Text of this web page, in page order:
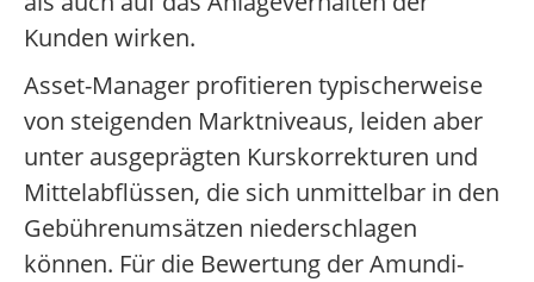
Kunden wirken.
Asset-Manager profitieren typischerweise
von steigenden Marktniveaus, leiden aber
unter ausgeprägten Kurskorrekturen und
Mittelabflüssen, die sich unmittelbar in den
Gebührenumsätzen niederschlagen
können. Für die Bewertung der Amundi-